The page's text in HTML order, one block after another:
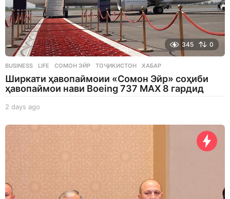
345 0
BUSINESS ,LIFE СОМОН ЭЙР ,ТОҶИКИСТОН ,ХАБАР
Ширкати ҳавопаймоии «Сомон Эйр» соҳиби
ҳавопаймои нави Boeing 737 MAX 8 гардид
2 days ago
a